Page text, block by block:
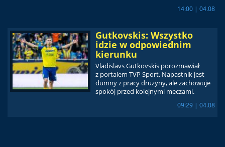
14:00 | 04.08
Gutkovskis: Wszystko
idzie w odpowiednim
kierunku
Vladislavs Gutkovskis porozmawiał
z portalem TVP Sport. Napastnik jest
dumny z pracy drużyny, ale zachowuje
spokój przed kolejnymi meczami.
09:29 | 04.08